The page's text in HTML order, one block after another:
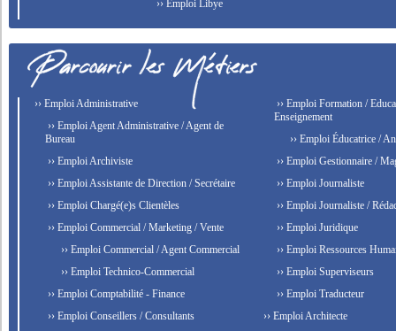
›› Emploi Libye
›› Emploi Administrative
›› Emploi Agent Administrative / Agent de
Bureau
›› Emploi Archiviste
›› Emploi Assistante de Direction / Secrétaire
›› Emploi Chargé(e)s Clientèles
›› Emploi Commercial / Marketing / Vente
›› Emploi Commercial / Agent Commercial
›› Emploi Technico-Commercial
›› Emploi Comptabilité - Finance
›› Emploi Conseillers / Consultants
›› Emploi Formation /
Enseignement
›› Emploi Éducatrice /
›› Emploi Gestionnaire /
›› Emploi Journaliste
›› Emploi Journaliste /
›› Emploi Juridique
›› Emploi Ressources
›› Emploi Superviseurs
›› Emploi Traducteur
›› Emploi Architecte